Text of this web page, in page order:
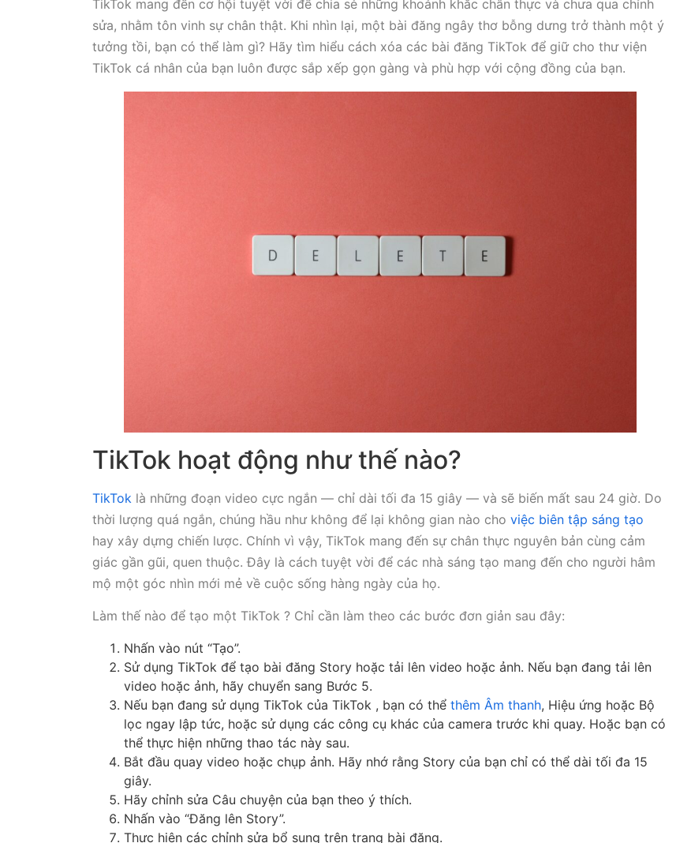
TikTok mang đến cơ hội tuyệt vời để chia sẻ những khoảnh khắc chân thực và chưa qua chỉnh
sửa, nhằm tôn vinh sự chân thật. Khi nhìn lại, một bài đăng ngây thơ bỗng dưng trở thành một ý
tưởng tồi, bạn có thể làm gì? Hãy tìm hiểu cách xóa các bài đăng TikTok để giữ cho thư viện
TikTok cá nhân của bạn luôn được sắp xếp gọn gàng và phù hợp với cộng đồng của bạn.
TikTok hoạt động như thế nào?
TikTok là những đoạn video cực ngắn — chỉ dài tối đa 15 giây — và sẽ biến mất sau 24 giờ. Do
thời lượng quá ngắn, chúng hầu như không để lại không gian nào cho việc biên tập sáng tạo
hay xây dựng chiến lược. Chính vì vậy, TikTok mang đến sự chân thực nguyên bản cùng cảm
giác gần gũi, quen thuộc. Đây là cách tuyệt vời để các nhà sáng tạo mang đến cho người hâm
mộ một góc nhìn mới mẻ về cuộc sống hàng ngày của họ.
Làm thế nào để tạo một TikTok ? Chỉ cần làm theo các bước đơn giản sau đây:
Nhấn vào nút “Tạo”.
Sử dụng TikTok để tạo bài đăng Story hoặc tải lên video hoặc ảnh. Nếu bạn đang tải lên
video hoặc ảnh, hãy chuyển sang Bước 5.
Nếu bạn đang sử dụng TikTok của TikTok , bạn có thể thêm Âm thanh, Hiệu ứng hoặc Bộ
lọc ngay lập tức, hoặc sử dụng các công cụ khác của camera trước khi quay. Hoặc bạn có
thể thực hiện những thao tác này sau.
Bắt đầu quay video hoặc chụp ảnh. Hãy nhớ rằng Story của bạn chỉ có thể dài tối đa 15
giây.
Hãy chỉnh sửa Câu chuyện của bạn theo ý thích.
Nhấn vào “Đăng lên Story”.
Thực hiện các chỉnh sửa bổ sung trên trang bài đăng.